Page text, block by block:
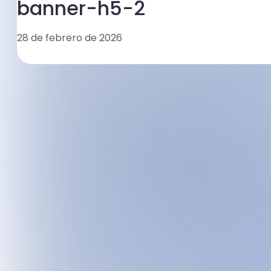
banner-h5-2
28 de febrero de 2026